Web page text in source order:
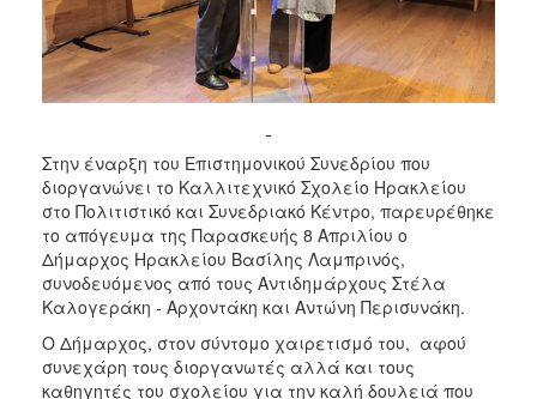
ΤΟΠΟΣ
ΠΟΛΙΤΙΣΜΟΣ
ΠΟΛΗΣτην έναρξη του Επιστημονικού Συνεδρίου που
διοργανώνει το Καλλιτεχνικό Σχολείο Ηρακλείου
στο Πολιτιστικό και Συνεδριακό Κέντρο, παρευρέθηκε
το απόγευμα της Παρασκευής 8 Απριλίου ο
Δήμαρχος Ηρακλείου Βασίλης Λαμπρινός,
συνοδευόμενος από τους Αντιδημάρχους Στέλα
Καλογεράκη - Αρχοντάκη και Αντώνη Περισυνάκη.
Ο Δήμαρχος, στον σύντομο χαιρετισμό του, αφού
συνεχάρη τους διοργανωτές αλλά και τους
καθηγητές του σχολείου για την καλή δουλειά που